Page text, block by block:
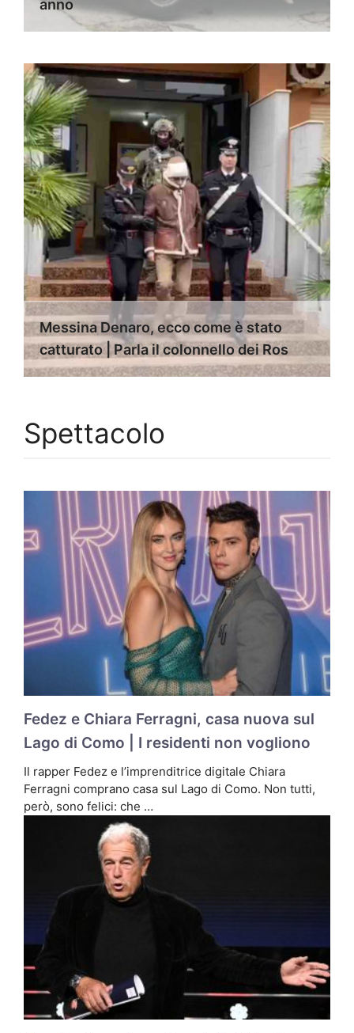
anno
Messina Denaro, ecco come è stato
catturato | Parla il colonnello dei Ros
Spettacolo
Fedez e Chiara Ferragni, casa nuova sul
Lago di Como | I residenti non vogliono
Il rapper Fedez e l’imprenditrice digitale Chiara
Ferragni comprano casa sul Lago di Como. Non tutti,
però, sono felici: che …